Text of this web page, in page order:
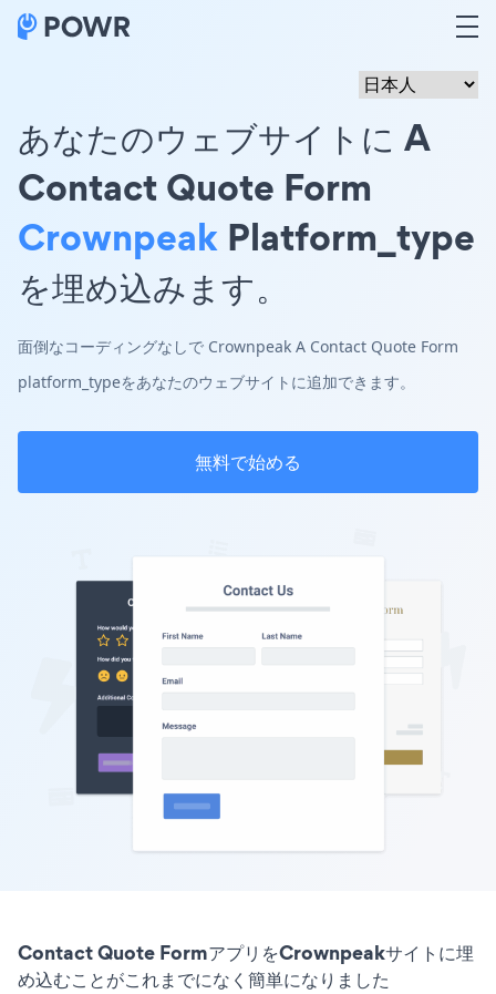
あなたのウェブサイトに A
Contact Quote Form
Crownpeak Platform_type
を埋め込みます。
面倒なコーディングなしで Crownpeak A Contact Quote Form
platform_typeをあなたのウェブサイトに追加できます。
無料で始める
Contact Quote FormアプリをCrownpeakサイトに埋
め込むことがこれまでになく簡単になりました